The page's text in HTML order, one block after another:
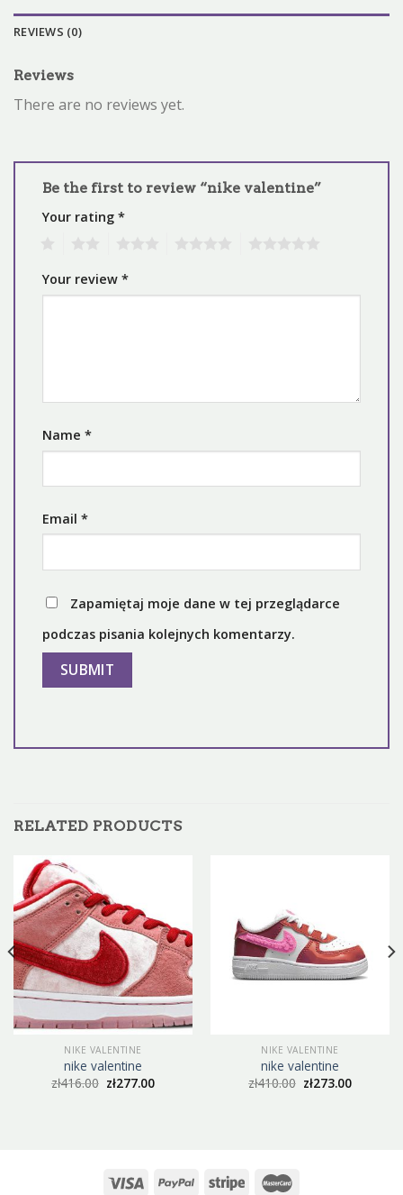
REVIEWS (0)
Reviews
There are no reviews yet.
Be the first to review “nike valentine”
Your rating *
Your review *
Name *
Email *
Zapamiętaj moje dane w tej przeglądarce
podczas pisania kolejnych komentarzy.
RELATED PRODUCTS
NIKE VALENTINE
nike valentine
zł416.00 zł277.00
NIKE VALENTINE
nike valentine
zł410.00 zł273.00